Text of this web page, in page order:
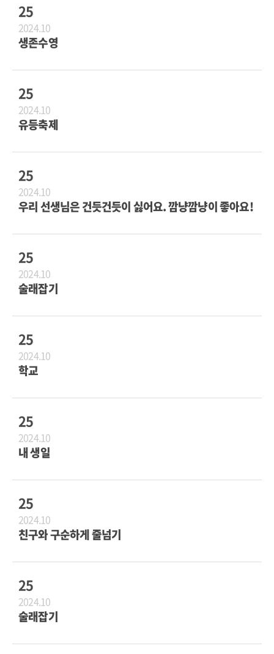
25
2024.10
생존수영
25
2024.10
유등축제
25
2024.10
우리 선생님은 건듯건듯이 싫어요. 깜냥깜냥이 좋아요!
25
2024.10
술래잡기
25
2024.10
학교
25
2024.10
내 생일
25
2024.10
친구와 구순하게 줄넘기
25
2024.10
술래잡기